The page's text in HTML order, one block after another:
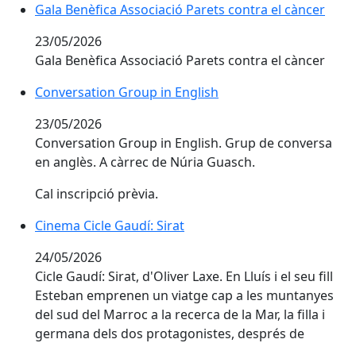
Gala Benèfica Associació Parets contra el càncer
23/05/2026
Gala Benèfica Associació Parets contra el càncer
Conversation Group in English
23/05/2026
Conversation Group in English. Grup de conversa
en anglès. A càrrec de Núria Guasch.
Cal inscripció prèvia.
Cinema Cicle Gaudí: Sirat
24/05/2026
Cicle Gaudí: Sirat, d'Oliver Laxe. En Lluís i el seu fill
Esteban emprenen un viatge cap a les muntanyes
del sud del Marroc a la recerca de la Mar, la filla i
germana dels dos protagonistes, després de